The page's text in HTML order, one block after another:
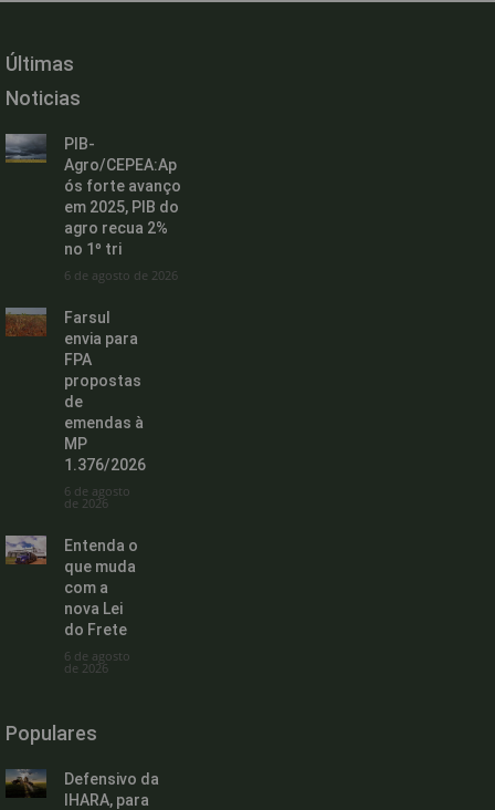
Últimas
Noticias
PIB-
Agro/CEPEA:Ap
ós forte avanço
em 2025, PIB do
agro recua 2%
no 1º tri
6 de agosto de 2026
Farsul
envia para
FPA
propostas
de
emendas à
MP
1.376/2026
6 de agosto
de 2026
Entenda o
que muda
com a
nova Lei
do Frete
6 de agosto
de 2026
Populares
Defensivo da
IHARA, para